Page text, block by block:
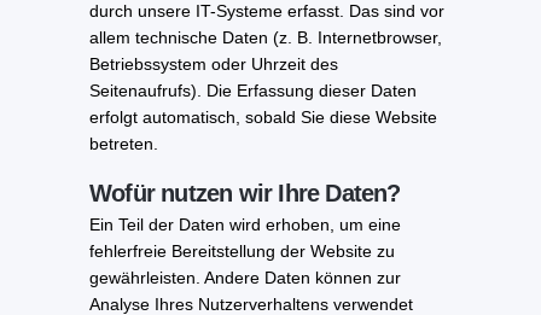
durch unsere IT-Systeme erfasst. Das sind vor
allem technische Daten (z. B. Internetbrowser,
Betriebssystem oder Uhrzeit des
Seitenaufrufs). Die Erfassung dieser Daten
erfolgt automatisch, sobald Sie diese Website
betreten.
Wofür nutzen wir Ihre Daten?
Ein Teil der Daten wird erhoben, um eine
fehlerfreie Bereitstellung der Website zu
gewährleisten. Andere Daten können zur
Analyse Ihres Nutzerverhaltens verwendet